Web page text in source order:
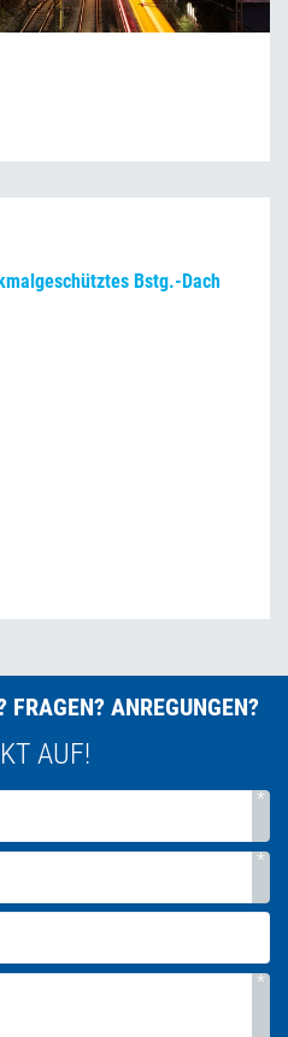
Bstg.-Dach
ANREGUNGEN?
AUF!
*
*
*